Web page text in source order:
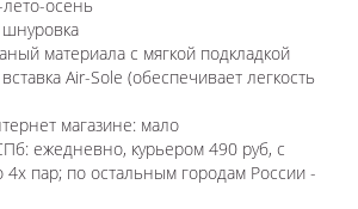
осень
шнуровка
материала с мягкой подкладкой
Air-Sole (обеспечивает легкость
магазине: мало
ежедневно, курьером 490 руб, с
4х пар; по остальным городам России -